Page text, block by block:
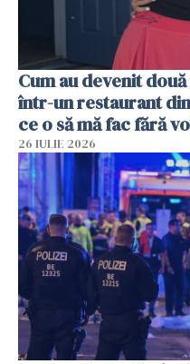
Cum au devenit
într-un restaurant
ce o să mă fac fără
26 IULIE 2026